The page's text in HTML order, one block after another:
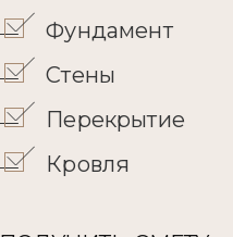
Фундамент
Стены
Перекрытие
Кровля